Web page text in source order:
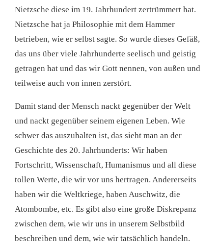
Nietzsche diese im 19. Jahrhundert zertrümmert hat.
Nietzsche hat ja Philosophie mit dem Hammer
betrieben, wie er selbst sagte. So wurde dieses Gefäß,
das uns über viele Jahrhunderte seelisch und geistig
getragen hat und das wir Gott nennen, von außen und
teilweise auch von innen zerstört.
Damit stand der Mensch nackt gegenüber der Welt
und nackt gegenüber seinem eigenen Leben. Wie
schwer das auszuhalten ist, das sieht man an der
Geschichte des 20. Jahrhunderts: Wir haben
Fortschritt, Wissenschaft, Humanismus und all diese
tollen Werte, die wir vor uns hertragen. Andererseits
haben wir die Weltkriege, haben Auschwitz, die
Atombombe, etc. Es gibt also eine große Diskrepanz
zwischen dem, wie wir uns in unserem Selbstbild
beschreiben und dem, wie wir tatsächlich handeln.